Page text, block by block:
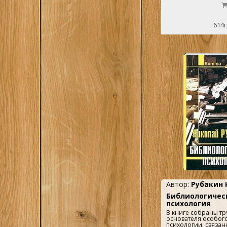
интересуется
Автор: Рубакин
психология
В книге собраны
основателя
психологии,